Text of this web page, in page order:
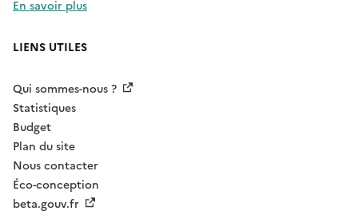
En savoir plus
LIENS UTILES
Qui sommes-nous ?
Statistiques
Budget
Plan du site
Nous contacter
Éco-conception
beta.gouv.fr